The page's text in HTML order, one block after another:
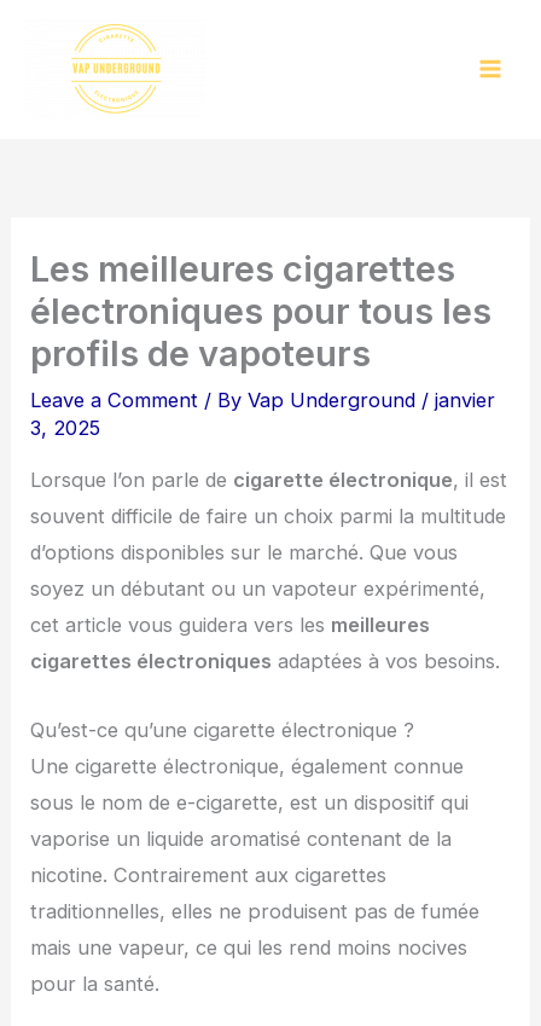
Les meilleures cigarettes
électroniques pour tous les
profils de vapoteurs
Leave a Comment / ByVap Underground /janvier
3, 2025
Lorsque l’on parle de cigarette électronique, il est
souvent difficile de faire un choix parmi la multitude
d’options disponibles sur le marché. Que vous
soyez un débutant ou un vapoteur expérimenté,
cet article vous guidera vers les meilleures
cigarettes électroniques adaptées à vos besoins.
Qu’est-ce qu’une cigarette électronique ?
Une cigarette électronique, également connue
sous le nom de e-cigarette, est un dispositif qui
vaporise un liquide aromatisé contenant de la
nicotine. Contrairement aux cigarettes
traditionnelles, elles ne produisent pas de fumée
mais une vapeur, ce qui les rend moins nocives
pour la santé.